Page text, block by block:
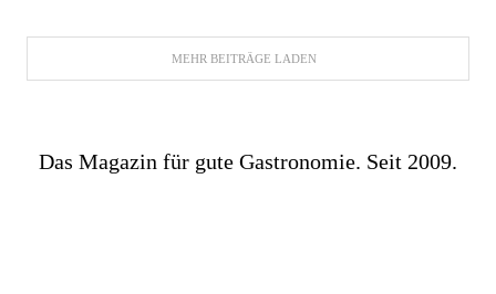
MEHR BEITRÄGE LADEN
Das Magazin für gute Gastronomie. Seit 2009.